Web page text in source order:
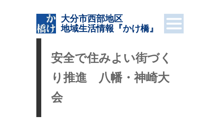
大分市西部地区
地域生活情報 『かけ橋』
安全で住みよい街づく
り推進 八幡・神崎大
会